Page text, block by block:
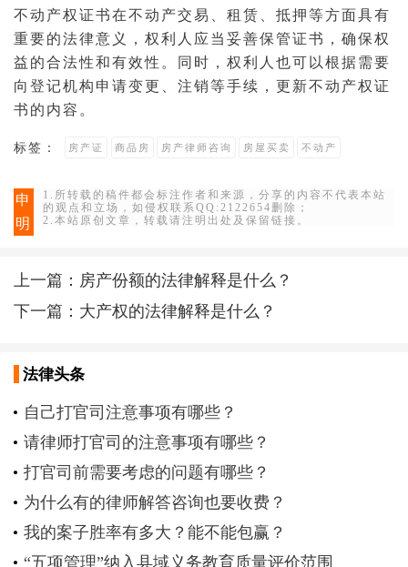
不动产权证书在不动产交易、租赁、抵押等方面具有
重要的法律意义，权利人应当妥善保管证书，确保权
益的合法性和有效性。同时，权利人也可以根据需要
向登记机构申请变更、注销等手续，更新不动产权证
书的内容。
标签： 房产证 商品房 房产律师咨询 房屋买卖 不动产
申
明
1.所转载的稿件都会标注作者和来源，分享的内容不代表本站
的观点和立场，如侵权联系QQ:2122654删除；
2.本站原创文章，转载请注明出处及保留链接。
上一篇： 房产份额的法律解释是什么？
下一篇： 大产权的法律解释是什么？
法律头条
自己打官司注意事项有哪些？
请律师打官司的注意事项有哪些？
打官司前需要考虑的问题有哪些？
为什么有的律师解答咨询也要收费？
我的案子胜率有多大？能不能包赢？
“五项管理”纳入县域义务教育质量评价范围